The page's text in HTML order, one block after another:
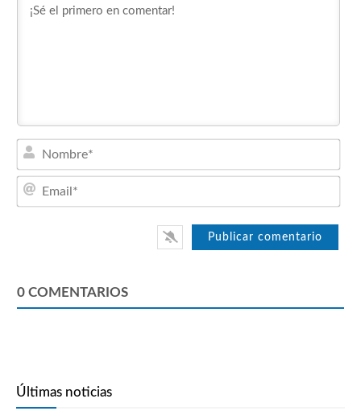
0 COMENTARIOS
Últimas noticias